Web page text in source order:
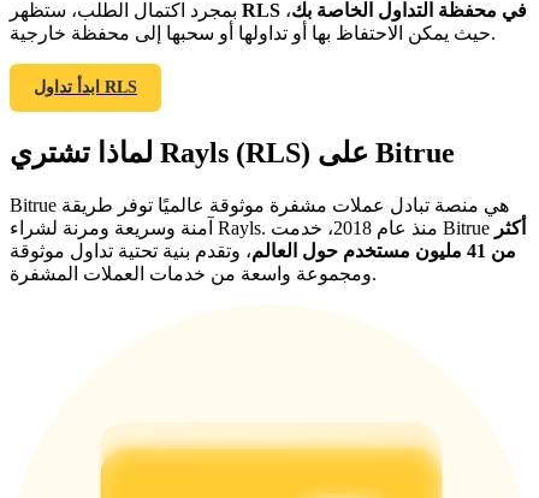
شركاء Bitrue
RLS في محفظة التداول الخاصة بك،
حيث يمكن الاحتفاظ بها أو تداولها أو سحبها إلى محفظة خارجية.
ابدأ تداول RLS
لماذا تشتري Rayls (RLS) على Bitrue
Bitrue هي منصة تبادل عملات مشفرة موثوقة عالميًا توفر طريقة
آمنة وسريعة ومرنة لشراء Rayls. منذ عام 2018، خدمت Bitrue أكثر
من 41 مليون مستخدم حول العالم
، وتقدم بنية تحتية تداول موثوقة
ومجموعة واسعة من خدمات العملات المشفرة.